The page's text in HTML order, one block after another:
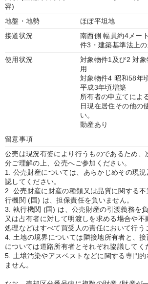
容)
地盤・地勢
ほぼ平坦地
接道状況
南西側 幅員約4メー
件3・建築基準法上
使用状況
対象物件1及び2 対
用
対象物件4 昭和58年
平成3年頃増築
所有者の申立てによ
日現在居住その他の
い。
動産あり
留意事項
公売は現況有姿により行うものであるため、
分ご理解の上、公売へご参加ください。
1. 公売財産については、あらかじめその現
認してください。
2. 公売財産に財産の種類又は品質に関する
行機関 (国) は、担保責任を負いません。
3. 執行機関 (国) は、公売財産の引渡義務を
又は占有者に対して明渡しを求める場合や不
処理などはすべて買受人の責任において行う
4. 土地の境界については隣接地所有者と、
については道路所有者とそれぞれ協議してく
5. 土壌汚染やアスベストなどに関する専門的
ません。